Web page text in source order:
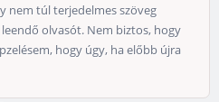
nem túl terjedelmes szöveg
olvasót. Nem biztos, hogy
hogy úgy, ha előbb újra